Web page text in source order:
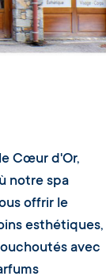
Cœur d'Or,
notre spa
offrir le
esthétiques,
avec